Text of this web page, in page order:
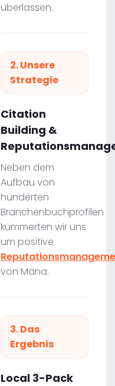
überlassen.
2. Unsere
Strategie
Citation
Building &
Neben dem
Aufbau von
hunderten
Branchenbuchprofilen
kümmerten wir uns
um positive
von Mana.
3. Das
Ergebnis
Local 3-Pack